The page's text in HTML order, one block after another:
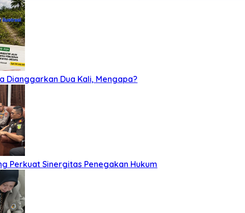
Dianggarkan Dua Kali, Mengapa?
Perkuat Sinergitas Penegakan Hukum